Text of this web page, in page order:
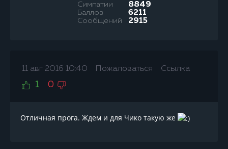
Симпатии 8849
Баллов 6211
Сообщений 2915
11 авг 2016 10:40 Пожаловаться Ссылка
1 0
Отличная прога. Ждем и для Чико такую же